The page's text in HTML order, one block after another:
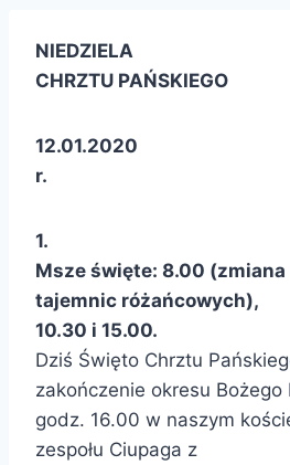
NIEDZIELA
CHRZTU PAŃSKIEGO
12.01.2020
r.
1.
Msze święte: 8.00 (zmiana
tajemnic różańcowych),
10.30 i 15.00.
Dziś Święto Chrztu
zakończenie okresu Bożego
godz. 16.00 w naszym
zespołu Ciupaga z